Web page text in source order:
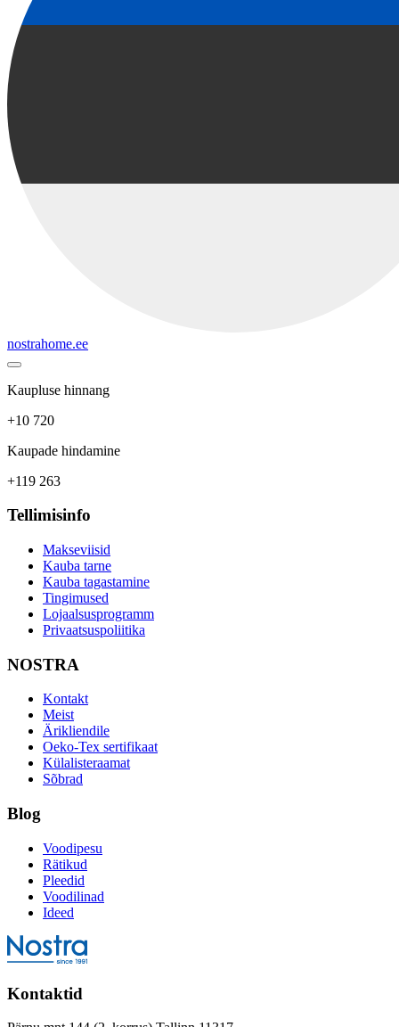
nostrahome.ee
Kaupluse hinnang
+10 720
Kaupade hindamine
+119 263
Tellimisinfo
Makseviisid
Kauba tarne
Kauba tagastamine
Tingimused
Lojaalsusprogramm
Privaatsuspoliitika
NOSTRA
Kontakt
Meist
Ärikliendile
Oeko-Tex sertifikaat
Külalisteraamat
Sõbrad
Blog
Voodipesu
Rätikud
Pleedid
Voodilinad
Ideed
Kontaktid